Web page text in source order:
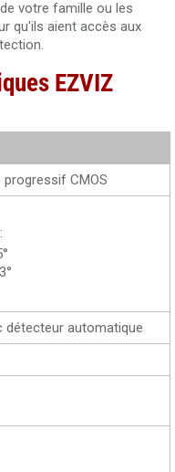
votre famille ou les
qu'ils aient accès aux
EZVIZ
progressif CMOS
détecteur automatique